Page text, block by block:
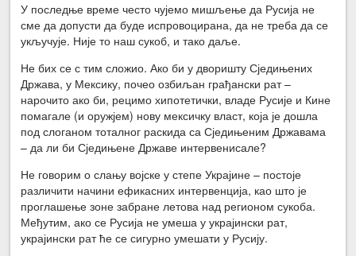
У последње време често чујемо мишљење да Русија не
сме да допусти да буде испровоцирана, да не треба да се
укључује. Није то наш сукоб, и тако даље.
Не бих се с тим сложио. Ако би у дворишту Сједињених
Држава, у Мексику, почео озбиљан грађански рат –
нарочито ако би, рецимо хипотетички, владе Русије и Кине
помагале (и оружјем) нову мексичку власт, која је дошла
под слоганом тоталног раскида са Сједињеним Државама
– да ли би Сједињене Државе интервенисале?
Не говорим о слању војске у степе Украјине – постоје
различити начини ефикасних интервенција, као што је
проглашење зоне забране летова над регионом сукоба.
Међутим, ако се Русија не умеша у украјински рат,
украјински рат ће се сигурно умешати у Русију.